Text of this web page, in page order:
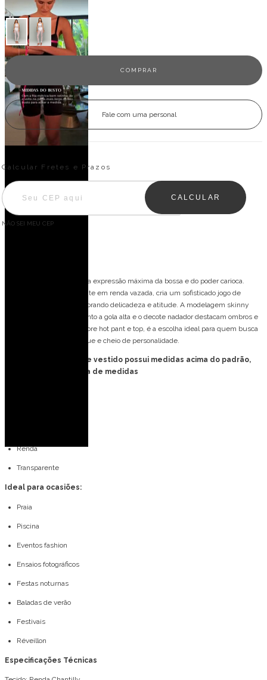
Veja outras opções
Fale com uma personal
Entregas para o CEP:
Calcular Fretes e Prazos
CALCULAR
NÃO SEI MEU CEP
O Macacão Copacabana é a expressão máxima da bossa e do poder carioca.
Confeccionado inteiramente em renda vazada, cria um sofisticado jogo de
mostra-e-esconde, equilibrando delicadeza e atitude. A modelagem skinny
valoriza a silhueta, enquanto a gola alta e o decote nadador destacam ombros e
colo. Perfeito para usar sobre hot pant e top, é a escolha ideal para quem busca
um look impactante, chique e cheio de personalidade.
FORMA PEQUENA: esse vestido possui medidas acima do padrão,
favor consultar tabela de medidas
Renda
Transparente
Ideal para ocasiões:
Praia
Piscina
Eventos fashion
Ensaios fotográficos
Festas noturnas
Baladas de verão
Festivais
Réveillon
Especificações Técnicas